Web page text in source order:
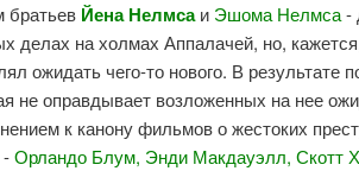
братьев Йена Нелмсаи ЭшомаНелмса-
делах на холмах Аппалачей, но,
ожидать чего-то нового. В результате
не оправдывает возложенных на нее
к канону фильмов о жестоких
-Орландо Блум, Энди Макдауэлл, Скотт